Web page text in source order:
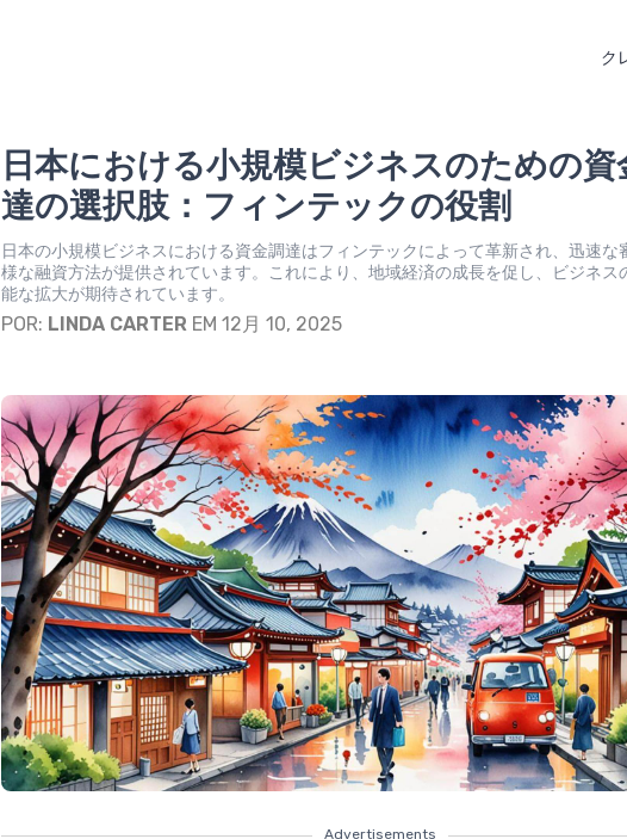
ク
日本における小規模ビジネスのための資
達の選択肢：フィンテックの役割
日本の小規模ビジネスにおける資金調達はフィンテックによって革新され、迅速な
様な融資方法が提供されています。これにより、地域経済の成長を促し、ビジネス
能な拡大が期待されています。
POR: LINDA CARTER EM 12月 10, 2025
Advertisements